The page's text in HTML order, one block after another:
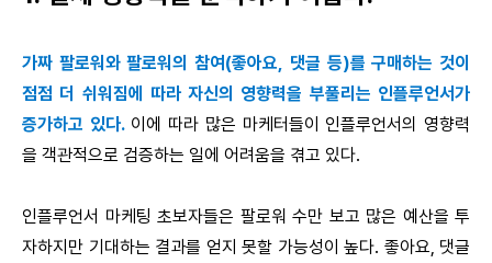
가짜 팔로워와 팔로워의 참여(좋아요, 댓글 등)를 구매하는 것이
점점 더 쉬워짐에 따라 자신의 영향력을 부풀리는 인플루언서가
증가하고 있다. 이에 따라 많은 마케터들이 인플루언서의 영향력
을 객관적으로 검증하는 일에 어려움을 겪고 있다.
인플루언서 마케팅 초보자들은 팔로워 수만 보고 많은 예산을 투
자하지만 기대하는 결과를 얻지 못할 가능성이 높다. 좋아요, 댓글